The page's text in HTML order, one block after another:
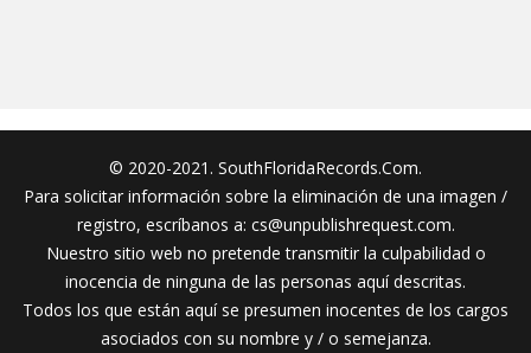
© 2020-2021. SouthFloridaRecords.Com.
Para solicitar información sobre la eliminación de una imagen /
registro, escríbanos a: cs@unpublishrequest.com.
Nuestro sitio web no pretende transmitir la culpabilidad o
inocencia de ninguna de las personas aquí descritas.
Todos los que están aquí se presumen inocentes de los cargos
asociados con su nombre y / o semejanza.